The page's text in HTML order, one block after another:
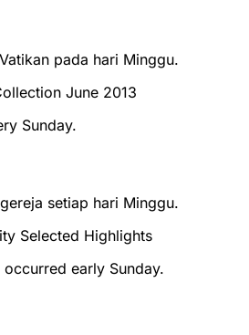
pada hari Minggu.
June 2013
Sunday.
setiap hari Minggu.
Selected Highlights
early Sunday.